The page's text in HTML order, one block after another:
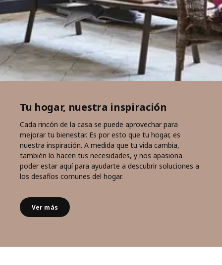
Tu hogar, nuestra inspiración
Cada rincón de la casa se puede aprovechar para
mejorar tu bienestar. Es por esto que tu hogar, es
nuestra inspiración. A medida que tu vida cambia,
también lo hacen tus necesidades, y nos apasiona
poder estar aquí para ayudarte a descubrir soluciones a
los desafíos comunes del hogar.
Ver más